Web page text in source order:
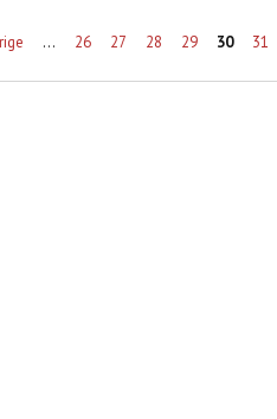
… 26 27 28 29 30 31